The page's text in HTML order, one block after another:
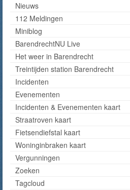
Nieuws
112 Meldingen
Miniblog
BarendrechtNU Live
Het weer in Barendrecht
Treintijden station Barendrecht
Incidenten
Evenementen
Incidenten & Evenementen kaart
Straatroven kaart
Fietsendiefstal kaart
Woninginbraken kaart
Vergunningen
Zoeken
Tagcloud